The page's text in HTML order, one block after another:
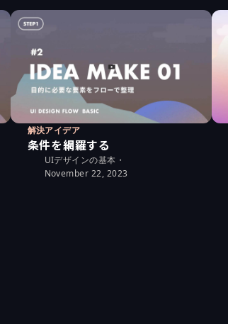
解決アイデア
条件を網羅する
UIデザインの基本 ・
November 22, 2023